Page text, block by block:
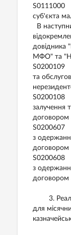
S0111000
суб'єкта
В
довідника
МФО" та
S0200109
та
S0200108
залучення
договором
S0200607
з
договором
S0200608
з
договором
3.
для